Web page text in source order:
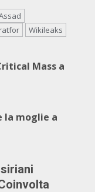
Wikileaks
Mass a
la moglie a